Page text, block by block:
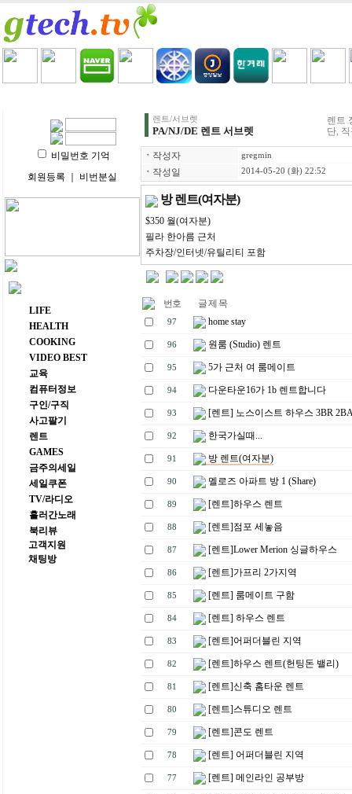
비밀번호 기억
회원등록
비번분실
주요 메뉴
LIFE
HEALTH
COOKING
VIDEO BEST
교육
컴퓨터정보
구인/구직
사고팔기
렌트
GAMES
금주의세일
세일쿠폰
TV/라디오
흘러간노래
북리뷰
고객지원
채팅방
렌트/서브렛
PA/NJ/DE 렌트 서브렛
렌트
단,
ㆍ 작성자 gregmin
ㆍ 작성일 2014-05-20 (화) 22:52
방 렌트(여자분)
$350 월(여자분)
필라 한아름 근처
주차장/인터넷/유틸리티 포함
번호 글 제 목
97 home stay
96 원룸 (Studio) 렌트
95 5가 근처 여 룸메이트
94 다운타운16가 1b 렌트합니다
93 [렌트] 노스이스트 하우스 3BR
92 한국가실때...
91 방 렌트(여자분)
90 멜로즈 아파트 방 1 (Share)
89 [렌트]하우스 렌트
88 [렌트]점포 세놓음
87 [렌트]Lower Merion 싱글하우스
86 [렌트]가프리 2가지역
85 [렌트] 룸메이트 구함
84 [렌트] 하우스 렌트
83 [렌트]어퍼더블린 지역
82 [렌트]하우스 렌트(헌팅돈 밸리)
81 [렌트]신축 홈타운 렌트
80 [렌트]스튜디오 렌트
79 [렌트]콘도 렌트
78 [렌트] 어퍼더블린 지역
77 [렌트] 메인라인 공부방